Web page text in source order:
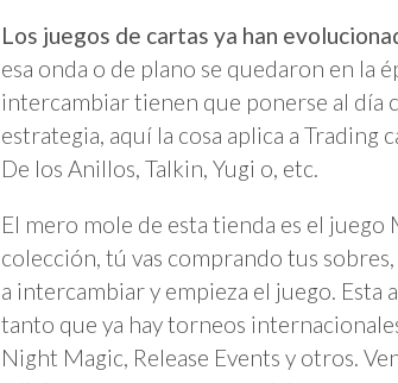
Los juegos de cartas ya han
esa onda o de plano se quedaron en la
intercambiar tienen que ponerse al día
estrategia, aquí la cosa aplica a Trading
De los Anillos, Talkin, Yugi o, etc.
El mero mole de esta tienda es el
colección, tú vas comprando tus
a intercambiar y empieza el juego. Esta
tanto que ya hay torneos
Night Magic, Release Events y otros.